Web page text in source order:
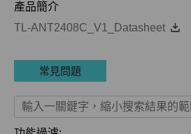
產品簡介
TL-ANT2408C_V1_Datasheet
常見問題